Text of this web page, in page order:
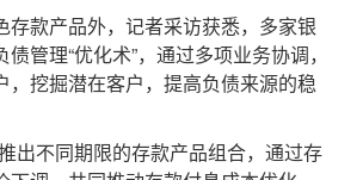
款产品外，记者采访获悉，多家银
管理“优化术”，通过多项业务协调，
，挖掘潜在客户，提高负债来源的稳
不同期限的存款产品组合，通过存